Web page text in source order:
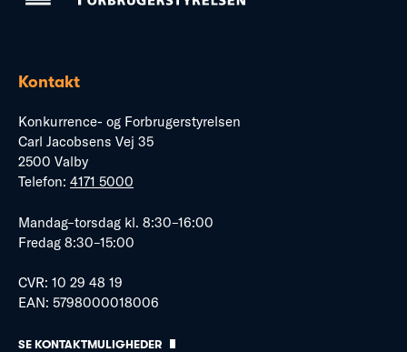
Kontakt
Konkurrence- og Forbrugerstyrelsen
Carl Jacobsens Vej 35
2500 Valby
Telefon: 4171 5000
Mandag–torsdag kl. 8:30–16:00
Fredag 8:30–15:00
CVR: 10 29 48 19
EAN: 5798000018006
SE KONTAKTMULIGHEDER